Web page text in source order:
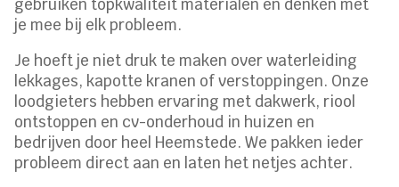
gebruiken topkwaliteit materialen en denken met
je mee bij elk probleem.
Je hoeft je niet druk te maken over waterleiding
lekkages, kapotte kranen of verstoppingen. Onze
loodgieters hebben ervaring met dakwerk, riool
ontstoppen en cv-onderhoud in huizen en
bedrijven door heel Heemstede. We pakken ieder
probleem direct aan en laten het netjes achter.